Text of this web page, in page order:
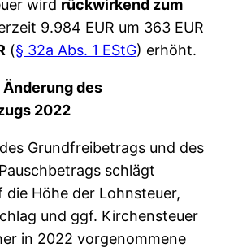
wird rückwirkend zum
9.984 EUR um 363 EUR
(§ 32a Abs. 1 EStG) erhöht.
des
2022
Grundfreibetrags und des
schlägt
die Höhe der Lohnsteuer,
und ggf. Kirchensteuer
in 2022 vorgenommene